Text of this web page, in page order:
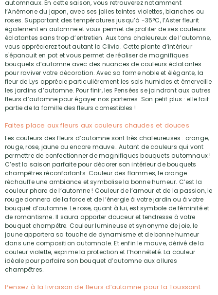
automnaux. En cette saison, vous retrouverez notamment
l’Anémone du japon, avec ses jolies teintes violettes, blanches ou
roses. Supportant des températures jusqu’à -35°C, l’Aster fleurit
également en automne et vous permet de profiter de ses couleurs
éclatantes sans trop d’entretien. Aux tons chaleureux de l’automne,
vous apprécierez tout autant la Clivia. Cette plante d’intérieur
s'épanouit en pot et vous permet de réaliser de magnifiques
bouquets d’automne avec des nuances de couleurs éclatantes
pour raviver votre décoration. Avec sa forme noble et élégante, la
fleur de Lys apprécie particulièrement les sols humides et émerveille
les jardins d’automne. Pour finir, les Pensées se joindront aux autres
fleurs d’automne pour égayer nos parterres. Son petit plus : elle fait
partie de la famille des fleurs comestibles !
Faites place aux fleurs aux couleurs chaudes et douces
Les couleurs des fleurs d’automne sont très chaleureuses : orange,
rouge, rose, jaune ou encore mauve… Autant de couleurs qui vont
permettre de confectionner de magnifiques bouquets automnaux !
C’est la saison parfaite pour décorer son intérieur de bouquets
champêtres réconfortants. Couleur des flammes, le orange
réchauffe une ambiance et symbolise la bonne humeur. C’est la
couleur phare de l’automne ! Couleur de l’amour et de la passion, le
rouge donnera de la force et de l’énergie à votre jardin ou à votre
bouquet d’automne. Le rose, quant à lui, est symbole de féminité et
de romantisme. Il saura apporter douceur et tendresse à votre
bouquet champêtre. Couleur lumineuse et synonyme de joie, le
jaune apportera sa touche de dynamisme et de bonne humeur
dans une composition automnale. Et enfin le mauve, dérivé de la
couleur violette, exprime la protection et l’honnêteté. La couleur
idéale pour parfaire son bouquet d’automne aux allures
champêtres.
Pensez à la livraison de fleurs d’automne pour la Toussaint